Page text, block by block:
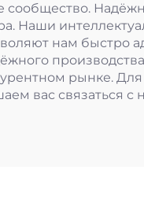
сообщество.
Наши
нам быстро
рынке.
вас связаться